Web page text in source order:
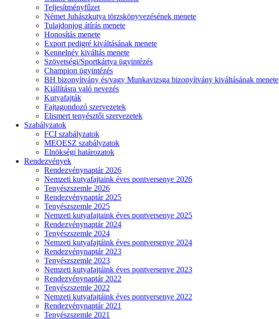
Teljesítményfűzet
Német Juhászkutya törzskönyvezésének menete
Tulajdonjog átírás menete
Honosítás menete
Export pedigré kiváltásának menete
Kennelnév kiváltás menete
Szövetségi/Sportkártya ügyintézés
Champion ügyintézés
BH bizonyítvány és/vagy Munkavizsga bizonyítvány kiváltásának menete
Kiállításra való nevezés
Kutyafajták
Fajtagondozó szervezetek
Elismert tenyésztői szervezetek
Szabályzatok
FCI szabályzatok
MEOESZ szabályzatok
Elnökségi határozatok
Rendezvények
Rendezvénynaptár 2026
Nemzeti kutyafajtaink éves pontversenye 2026
Tenyészszemle 2026
Rendezvénynaptár 2025
Tenyészszemle 2025
Nemzeti kutyafajtaink éves pontversenye 2025
Rendezvénynaptár 2024
Tenyészszemle 2024
Nemzeti kutyafajtáink éves pontversenye 2024
Rendezvénynaptár 2023
Tenyészszemle 2023
Nemzeti kutyafajtáink éves pontversenye 2023
Rendezvénynaptár 2022
Tenyészszemle 2022
Nemzeti kutyafajtáink éves pontversenye 2022
Rendezvénynaptár 2021
Tenyészszemle 2021